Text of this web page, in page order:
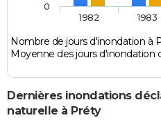
Nombre de jours d'inondation à
Moyenne des jours d'inondation
1982 1983
0
Dernières inondations
naturelle à Préty